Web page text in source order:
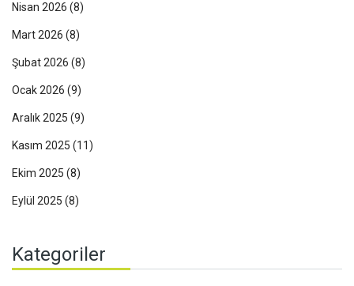
Nisan 2026 (8)
Mart 2026 (8)
Şubat 2026 (8)
Ocak 2026 (9)
Aralık 2025 (9)
Kasım 2025 (11)
Ekim 2025 (8)
Eylül 2025 (8)
Kategoriler